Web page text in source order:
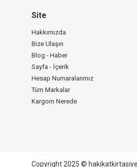
Site
Hakkımızda
Bize Ulaşın
Blog - Haber
Sayfa - İçerik
Hesap Numaralarımız
Tüm Markalar
Kargom Nerede
Copyright 2025 ©